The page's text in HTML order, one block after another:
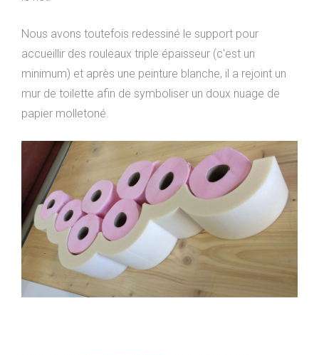
Nous avons toutefois redessiné le support pour
accueillir des rouleaux triple épaisseur (c'est un
minimum) et après une peinture blanche, il a rejoint un
mur de toilette afin de symboliser un doux nuage de
papier molletoné.